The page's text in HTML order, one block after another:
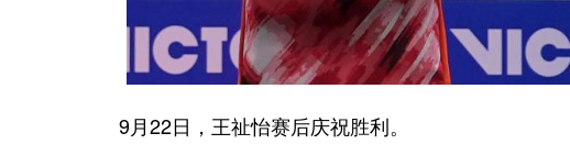
9月22日，王祉怡赛后庆祝胜利。